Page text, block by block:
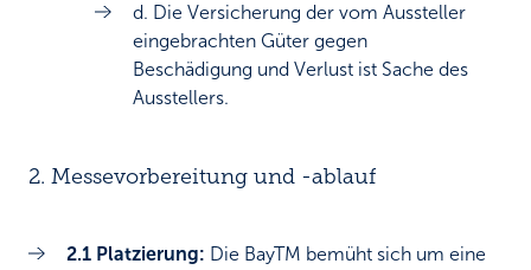
d. Die Versicherung der vom Aussteller
eingebrachten Güter gegen
Beschädigung und Verlust ist Sache des
Ausstellers.
2. Messevorbereitung und -ablauf
2.1 Platzierung: Die BayTM bemüht sich um eine